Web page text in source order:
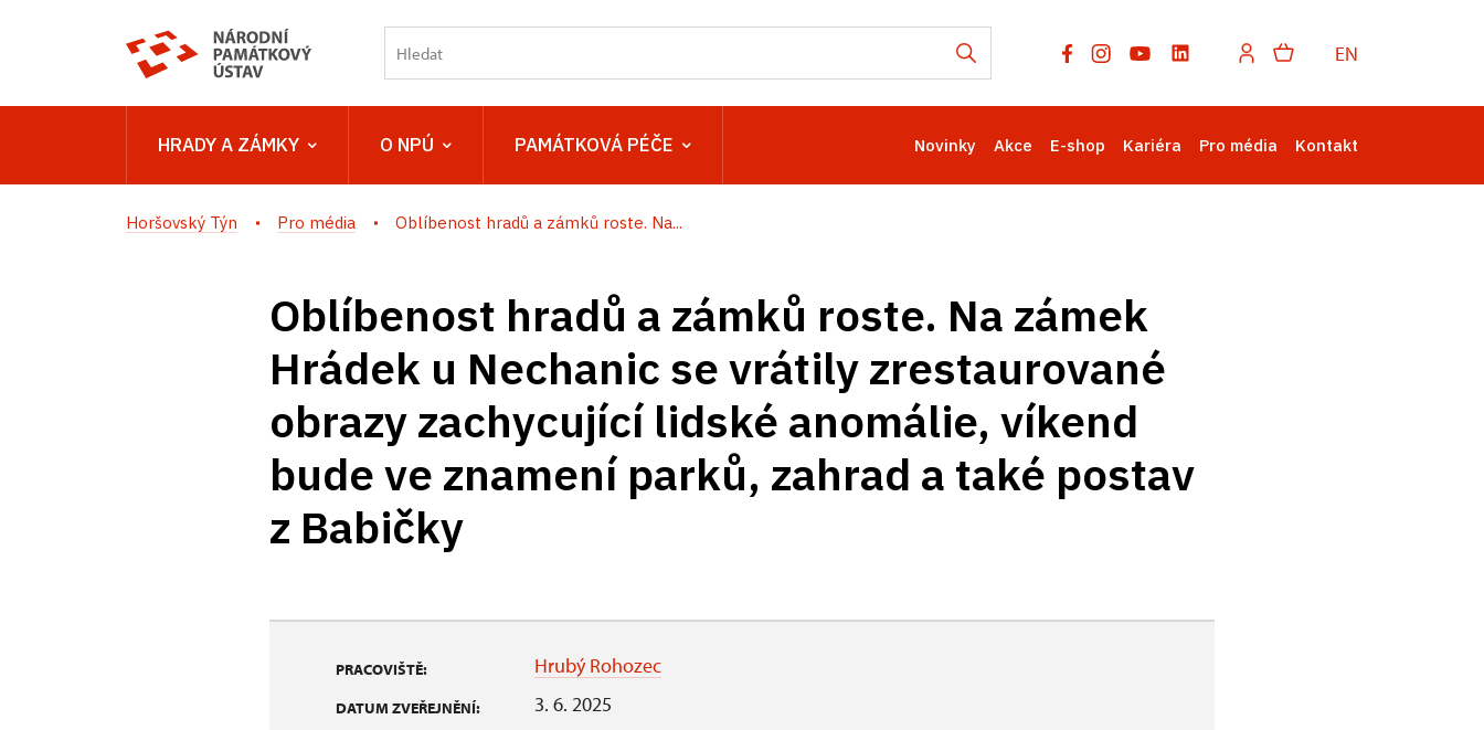
EN
HRADY A ZÁMKY O NPÚ PAMÁTKOVÁ PÉČE Novinky Akce E-shop Kariéra Pro média Kontakt
Horšovský Týn Pro média Oblíbenost hradů a zámků roste. Na...
Oblíbenost hradů a zámků roste. Na zámek
Hrádek u Nechanic se vrátily zrestaurované
obrazy zachycující lidské anomálie, víkend
bude ve znamení parků, zahrad a také postav
z Babičky
PRACOVIŠTĚ: Hrubý Rohozec
DATUM ZVEŘEJNĚNÍ: 3. 6. 2025